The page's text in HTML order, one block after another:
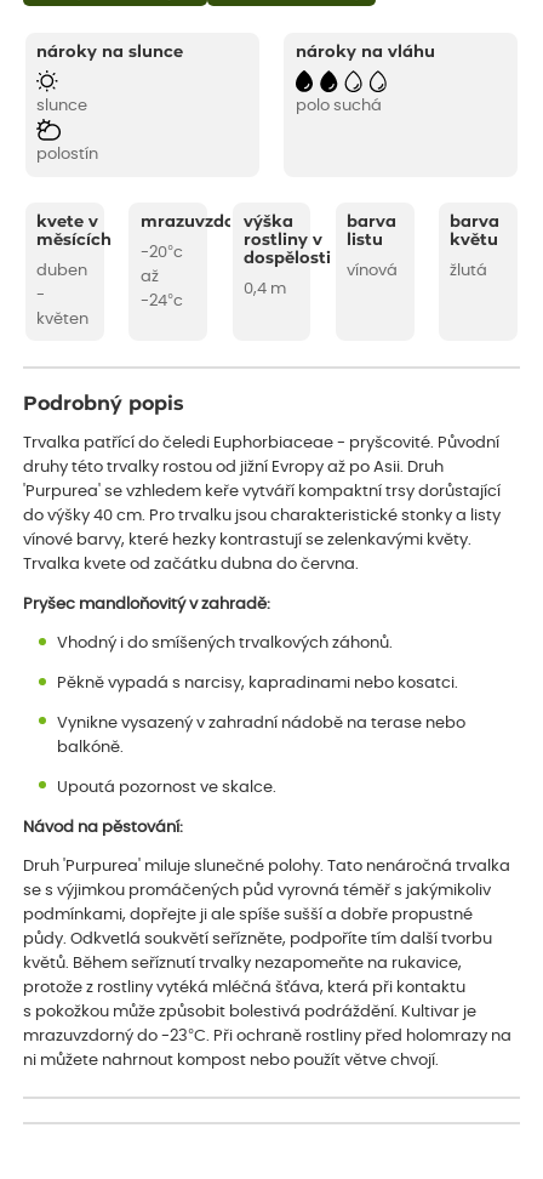
nároky na slunce
slunce
polostín
nároky na vláhu
polo suchá
kvete v
měsících
duben
-
květen
mrazuvzdornost
-20°c
až
-24°c
výška
rostliny v
dospělosti
0,4 m
barva
listu
vínová
barva
květu
žlutá
Podrobný popis
Trvalka patřící do čeledi Euphorbiaceae - pryšcovité. Původní
druhy této trvalky rostou od jižní Evropy až po Asii. Druh
'Purpurea' se vzhledem keře vytváří kompaktní trsy dorůstající
do výšky 40 cm. Pro trvalku jsou charakteristické stonky a listy
vínové barvy, které hezky kontrastují se zelenkavými květy.
Trvalka kvete od začátku dubna do června.
Pryšec mandloňovitý v zahradě:
Vhodný i do smíšených trvalkových záhonů.
Pěkně vypadá s narcisy, kapradinami nebo kosatci.
Vynikne vysazený v zahradní nádobě na terase nebo
balkóně.
Upoutá pozornost ve skalce.
Návod na pěstování:
Druh 'Purpurea' miluje slunečné polohy. Tato nenáročná trvalka
se s výjimkou promáčených půd vyrovná téměř s jakýmikoliv
podmínkami, dopřejte ji ale spíše sušší a dobře propustné
půdy. Odkvetlá soukvětí seřízněte, podpoříte tím další tvorbu
květů. Během seříznutí trvalky nezapomeňte na rukavice,
protože z rostliny vytéká mléčná šťáva, která při kontaktu
s pokožkou může způsobit bolestivá podráždění. Kultivar je
mrazuvzdorný do -23°C. Při ochraně rostliny před holomrazy na
ni můžete nahrnout kompost nebo použít větve chvojí.